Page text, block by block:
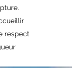
respect